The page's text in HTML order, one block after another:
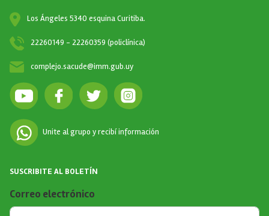
Los Ángeles 5340 esquina Curitiba.
22260149 - 22260359 (policlínica)
complejo.sacude@imm.gub.uy
Unite al grupo y recibí información
SUSCRIBITE AL BOLETÍN
Correo electrónico